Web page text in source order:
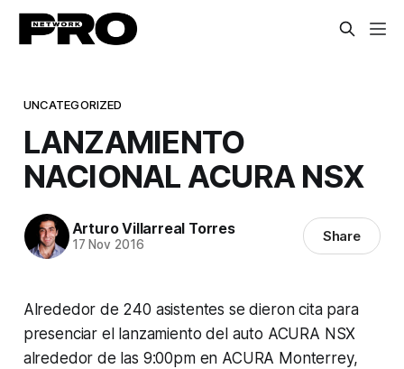
UNCATEGORIZED
LANZAMIENTO
NACIONAL ACURA NSX
Arturo Villarreal Torres
17 Nov 2016 Share
Alrededor de 240 asistentes se dieron cita para
presenciar el lanzamiento del auto ACURA NSX
alrededor de las 9:00pm en ACURA Monterrey,